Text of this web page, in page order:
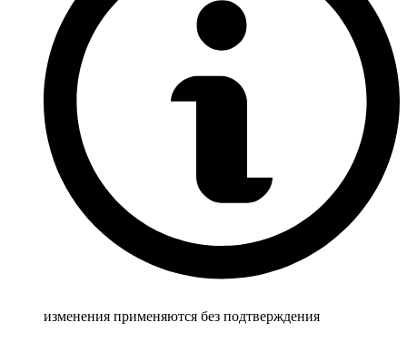
изменения применяются без подтверждения